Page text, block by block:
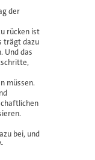
der
rücken ist
trägt dazu
Und das
müssen.
bei, und